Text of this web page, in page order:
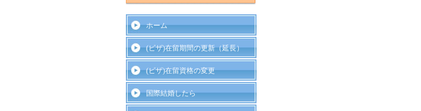
ホーム
(ビザ)在留期間の更新（延長）
(ビザ)在留資格の変更
国際結婚したら